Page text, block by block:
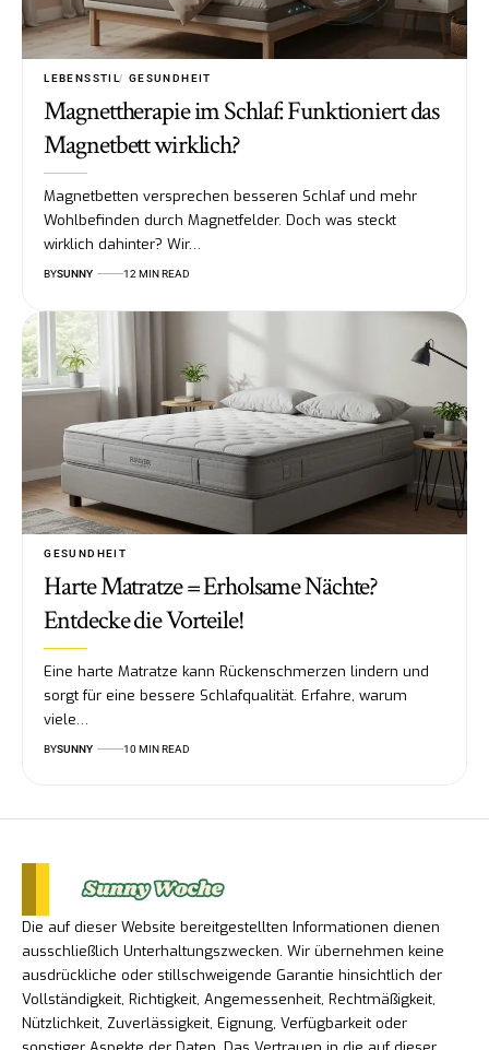
LEBENSSTIL GESUNDHEIT
Magnettherapie im Schlaf: Funktioniert das
Magnetbett wirklich?
Magnetbetten versprechen besseren Schlaf und mehr
Wohlbefinden durch Magnetfelder. Doch was steckt
wirklich dahinter? Wir…
BYSUNNY 12 MIN READ
GESUNDHEIT
Harte Matratze = Erholsame Nächte?
Entdecke die Vorteile!
Eine harte Matratze kann Rückenschmerzen lindern und
sorgt für eine bessere Schlafqualität. Erfahre, warum
viele…
BYSUNNY 10 MIN READ
Die auf dieser Website bereitgestellten Informationen dienen
ausschließlich Unterhaltungszwecken. Wir übernehmen keine
ausdrückliche oder stillschweigende Garantie hinsichtlich der
Vollständigkeit, Richtigkeit, Angemessenheit, Rechtmäßigkeit,
Nützlichkeit, Zuverlässigkeit, Eignung, Verfügbarkeit oder